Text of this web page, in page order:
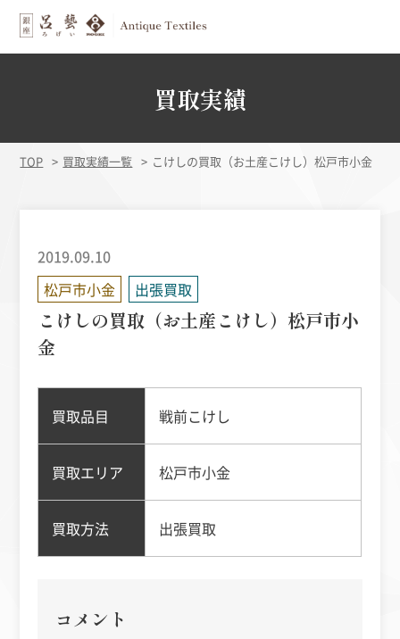
買取実績
TOP 買取実績一覧 こけしの買取（お土産こけし）松戸市小金
2019.09.10
松戸市小金
出張買取
こけしの買取（お土産こけし）松戸市小
金
買取品目 戦前こけし
買取エリア 松戸市小金
買取方法 出張買取
コメント